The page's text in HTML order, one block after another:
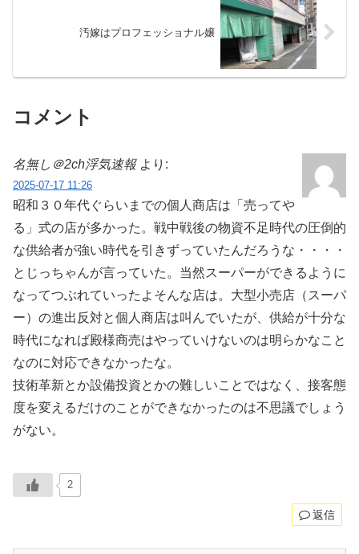
汚嫁はプロフェッショナル嬢
コメント
名無し＠2ch浮気速報 より:
2025-07-17 11:26
昭和３０年代ぐらいまでの個人商店は「売ってや
る」式の店が多かった。戦中戦後の物資不足時代の圧倒的
な供給者が強い時代を引きずっていたんだろうな・・・・
とじっちゃんが言っていた。当然スーパーができるように
なってつぶれていったよそんな店は。大型小売店（スーパ
ー）の進出反対と個人商店は叫んでいたが、供給が十分な
時代になれば殿様商売はやっていけないのは明らかなこと
なのに対応できなかったな。
技術革新とか設備投資とかの難しいことではなく、接客態
度を変えるだけのことができなかったのは不思議でしょう
がない。
2
返信